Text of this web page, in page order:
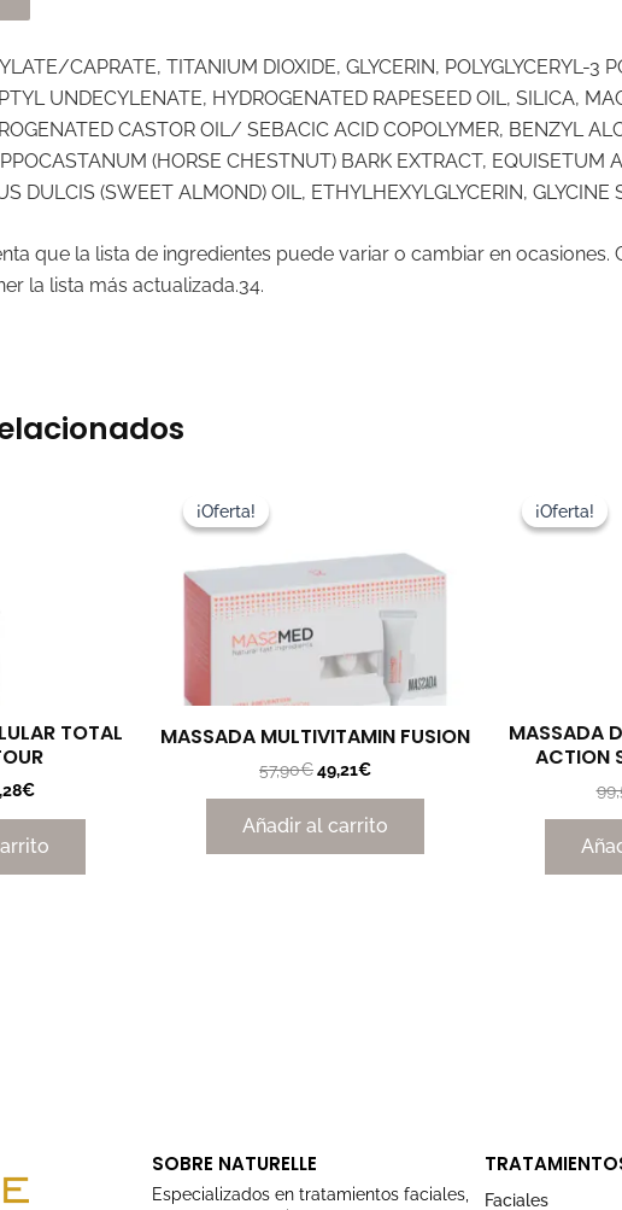
CAPRATE, TITANIUM DIOXIDE, GLYCERIN, POLYGLYCERYL-3
UNDECYLENATE, HYDROGENATED RAPESEED OIL, SILICA,
CASTOR OIL/ SEBACIC ACID COPOLYMER, BENZYL
(HORSE CHESTNUT) BARK EXTRACT, EQUISETUM
DULCIS (SWEET ALMOND) OIL, ETHYLHEXYLGLYCERIN,
que la lista de ingredientes puede variar o cambiar en
la lista más actualizada.34.
TOTAL
€
¡Oferta!
¡Oferta!
MASSADA MULTIVITAMIN FUSION
57,90€
57,90€.
49,21€
49,21€.
Añadir al carrito
¡Oferta!
¡Oferta!
MASSADA
ACTION
SOBRE NATURELLE
Especializados en tratamientos faciales,
Faciales